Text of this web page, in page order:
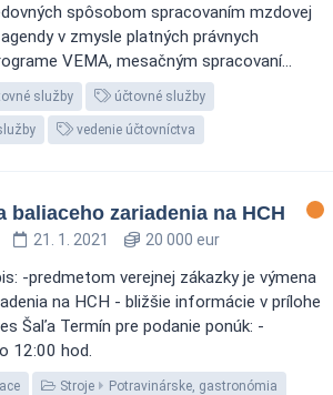
spôsobom spracovaním mzdovej
v zmysle platných právnych
VEMA, mesačným spracovaní...
služby účtovné služby
vedenie účtovníctva
baliaceho zariadenia na HCH
21. 1. 2021 20 000 eur
-predmetom verejnej zákazky je výmena
na HCH - bližšie informácie v prílohe
Šaľa Termín pre podanie ponúk: -
12:00 hod.
Stroje Potravinárske, gastronómia